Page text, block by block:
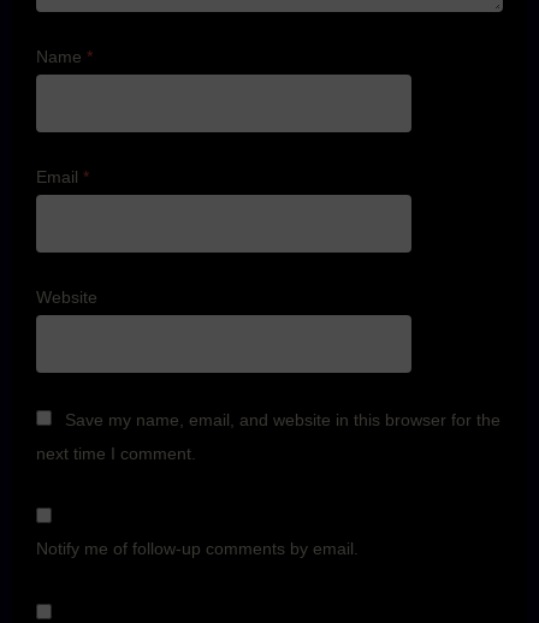
Name *
Email *
Website
Save my name, email, and website in this browser for the
next time I comment.
Notify me of follow-up comments by email.